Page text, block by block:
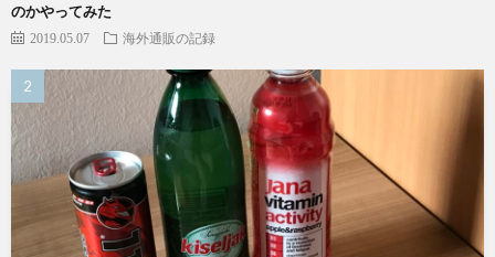
のかやってみた
2019.05.07 海外通販の記録